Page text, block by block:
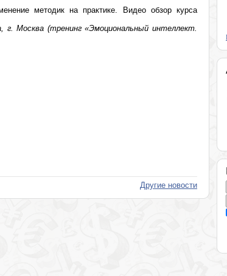
методик на практике. Видео обзор курса
г. Москва (тренинг «Эмоциональный интеллект.
Другие новости